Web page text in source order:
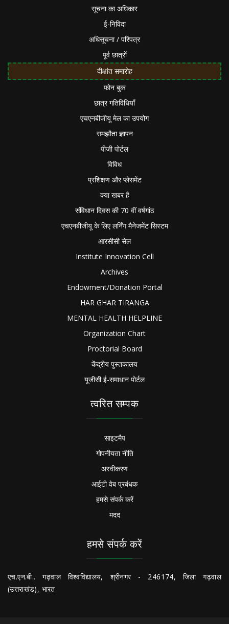
सूचना का अधिकार
ई-निविदा
अधिसूचना / परिपत्र
पूर्व छात्रों
दीक्षांत समारोह
फोन बुक
छात्र गतिविधियाँ
एचएनबीजीयू मेल का उपयोग
समझौता ज्ञापन
पीजी पोर्टल
विविध
प्रशिक्षण और प्लेसमेंट
क्या खबर है
संविधान दिवस की 70 वीं वर्षगांठ
एचएनबीजीयू के लिए लर्निंग मैनेजमेंट सिस्टम
आरसीसी सेल
Institute Innovation Cell
Archives
Endowment/Donation Portal
HAR GHAR TIRANGA
MENTAL HEALTH HELPLINE
Organization Chart
Proctorial Board
केंद्रीय पुस्तकालय
यूजीसी ई-समाधान पोर्टल
त्वरित सम्पक
साइटमैप
गोपनीयता नीति
अस्वीकरण
आईटी वेब प्रबंधक
हमसे संपर्क करें
मदद
हमसे संपर्क करें
एच.एन.बी.. गढ़वाल विश्वविद्यालय, श्रीनगर - 246174, जिला गढ़वाल
(उत्तराखंड), भारत